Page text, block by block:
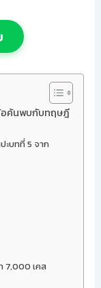
อค้นพบกับทฤษฎี
ะบทที่ 5 จาก
7,000 เคส